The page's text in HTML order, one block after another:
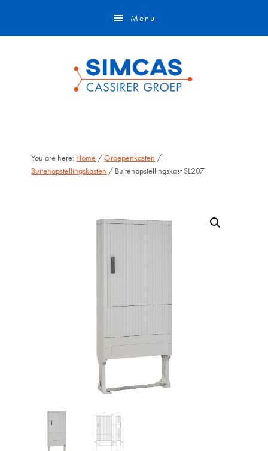
Menu
You are here: Home /Groepenkasten /
Buitenopstellingskasten / Buitenopstellingskast SL207